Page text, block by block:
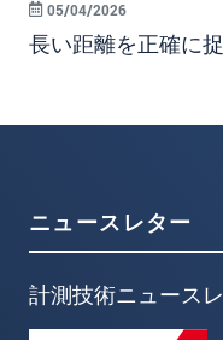
長い距離を正確に
05/04/2026
ニュースレター
計測技術ニュース